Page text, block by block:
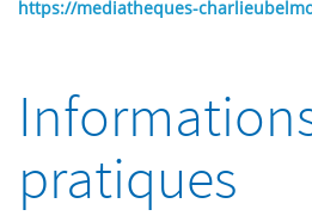
https://mediatheques-
pratiques